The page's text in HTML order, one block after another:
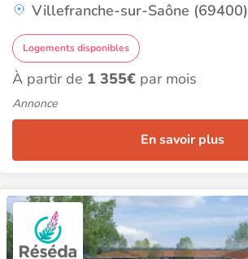
Villefranche-sur-Saône (69400)
Logements disponibles
À partir de 1 355€ par mois
Annonce
En savoir plus